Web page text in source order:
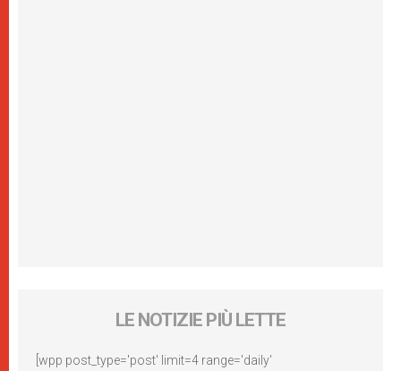
LE NOTIZIE PIÙ LETTE
[wpp post_type='post' limit=4 range='daily'